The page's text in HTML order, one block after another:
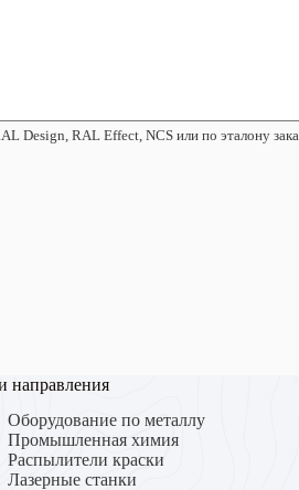
Design, RAL Effect, NCS или по эталону
направления
Оборудование по металлу
Промышленная химия
Распылители краски
Лазерные станки